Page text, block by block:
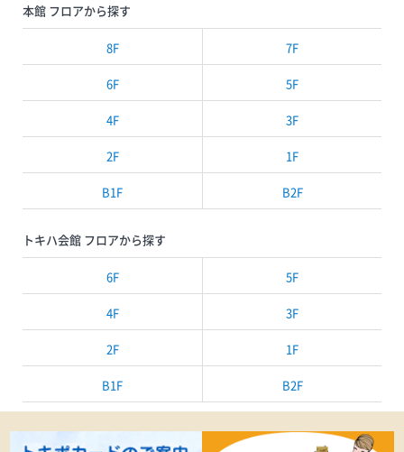
本館 フロアから探す
8F 7F
6F 5F
4F 3F
2F 1F
B1F B2F
トキハ会館 フロアから探す
6F 5F
4F 3F
2F 1F
B1F B2F